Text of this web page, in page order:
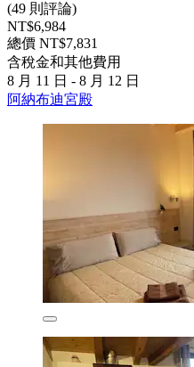
(49 則評論)
NT$6,984
總價 NT$7,831
含稅金和其他費用
8 月 11 日 - 8 月 12 日
阿納布迪宮殿